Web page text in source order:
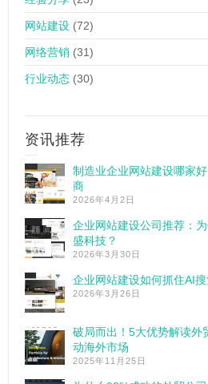
网站建设 (72)
网络营销 (31)
行业动态 (30)
资讯推荐
制造业企业网站建设哪家
商
2026年4月2日
企业网站建设公司推荐：
盛科技？
2026年3月30日
企业网站建设如何抓住AI
2026年3月26日
破局而出！5大优势解读外
动海外市场
2025年11月25日